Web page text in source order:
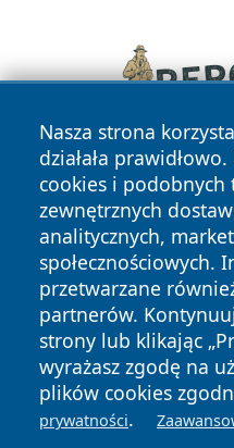
Nasza strona
działała
cookies i
zewnętrznych
analitycznych,
społecznościowych.
przetwarzane
partnerów.
strony lub klikając
wyrażasz zgodę na
plików cookies
prywatności.
Copyright © 2026
zastrzeżone.
News Autorzy